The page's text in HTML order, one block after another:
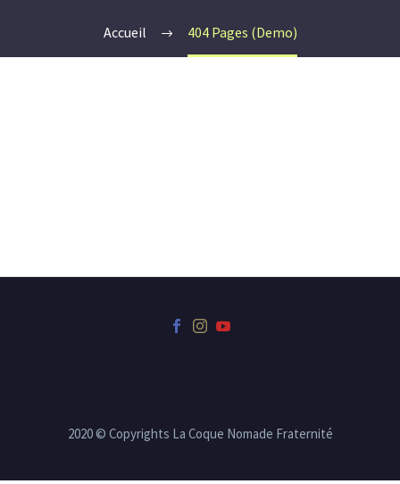
Accueil 404 Pages (Demo)
2020 © Copyrights La Coque Nomade Fraternité